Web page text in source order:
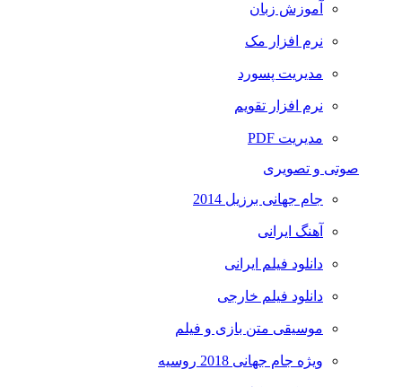
آموزش زبان
نرم افزار مک
مدیریت پسورد
نرم افزار تقویم
مدیریت PDF
صوتی و تصویری
جام جهانی برزیل 2014
آهنگ ایرانی
دانلود فیلم ایرانی
دانلود فیلم خارجی
موسیقی متن بازی و فیلم
ویژه جام جهانی 2018 روسیه